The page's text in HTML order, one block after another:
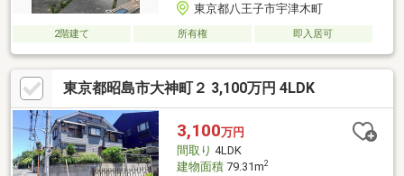
東京都八王子市宇津木町
2階建て 所有権 即入居可
東京都昭島市大神町２ 3,100万円 4LDK
3,100万円
間取り 4LDK
建物面積79.31m2